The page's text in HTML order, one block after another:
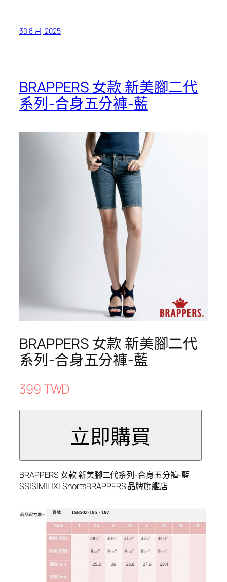
30 8 月, 2025
BRAPPERS 女款 新美腳二代
系列-合身五分褲-藍
BRAPPERS 女款 新美腳二代
系列-合身五分褲-藍
399 TWD
BRAPPERS 女款 新美腳二代系列-合身五分褲-藍
SS|S|M|L|XLShortsBRAPPERS 品牌旗艦店